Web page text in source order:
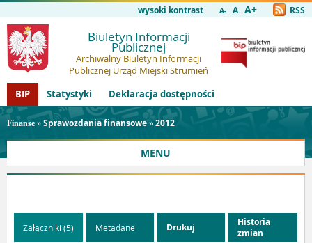
wysoki kontrast A- A A+ RSS
Biuletyn Informacji
Publicznej
Archiwalny Biuletyn Informacji
Publicznej Urząd Miejski Strumień
BIP
Statystyki Deklaracja dostępności
Finanse »Sprawozdania finansowe»2012
MENU
Załączniki (5) Metadane Drukuj
Historia
zmian